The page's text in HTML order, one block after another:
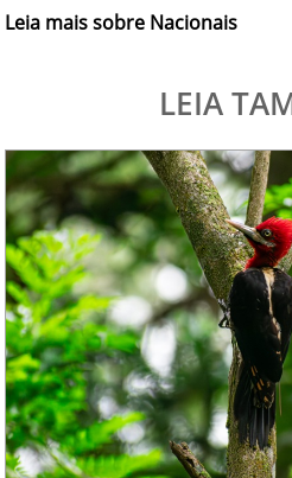
Leia mais sobre Nacionais
LEIA